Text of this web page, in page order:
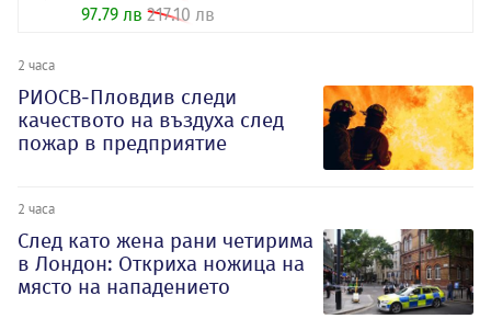
97.79 лв 217.10 лв
2 часа
РИОСВ-Пловдив следи
качеството на въздуха след
пожар в предприятие
2 часа
След като жена рани четирима
в Лондон: Откриха ножица на
място на нападението